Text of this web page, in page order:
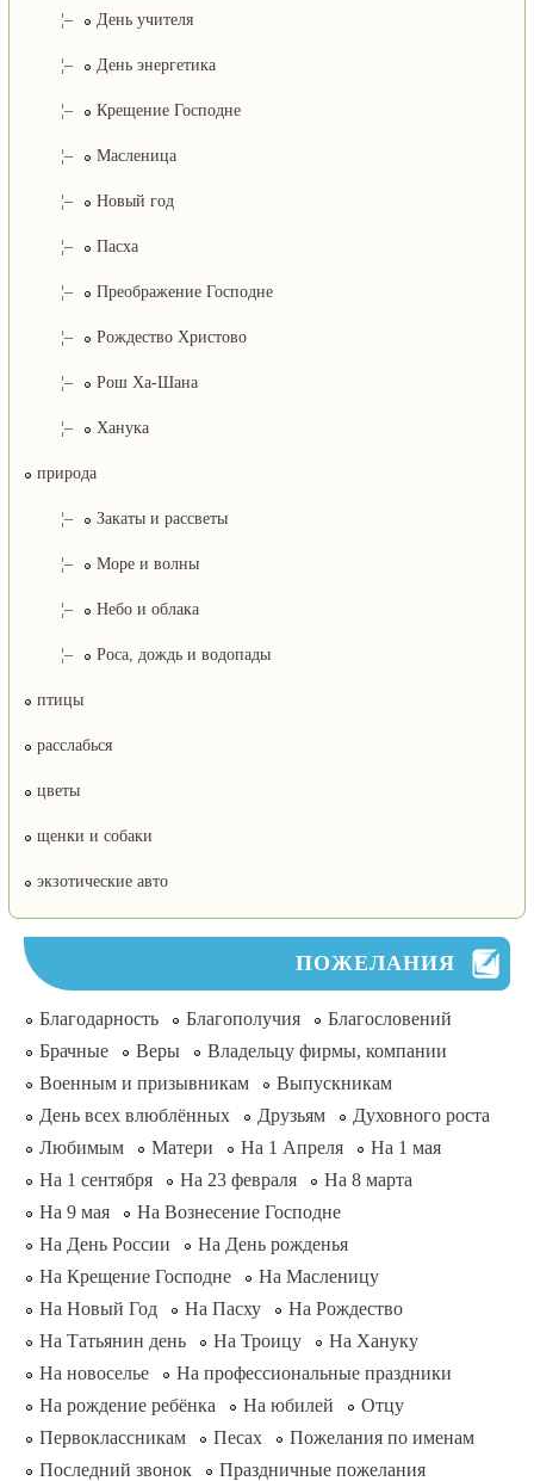
¦– День учителя
¦– День энергетика
¦– Крещение Господне
¦– Масленица
¦– Новый год
¦– Пасха
¦– Преображение Господне
¦– Рождество Христово
¦– Рош Ха-Шана
¦– Ханука
природа
¦– Закаты и рассветы
¦– Море и волны
¦– Небо и облака
¦– Роса, дождь и водопады
птицы
расслабься
цветы
щенки и собаки
экзотические авто
ПОЖЕЛАНИЯ
Благодарность Благополучия
Благословений
Брачные
Веры
Владельцу фирмы, компании
Военным и призывникам
Выпускникам
День всех влюблённых
Друзьям
Духовного роста
Любимым
Матери На 1 Апреля
На 1 мая
На 1 сентября
На 23 февраля
На 8 марта
На 9 мая
На Вознесение Господне
На День России
На День рожденья
На Крещение Господне
На Масленицу
На Новый Год
На Пасху
На Рождество
На Татьянин день
На Троицу
На Хануку
На новоселье
На профессиональные праздники
На рождение ребёнка
На юбилей
Отцу
Первоклассникам
Песах
Пожелания по именам
Последний звонок
Праздничные пожелания